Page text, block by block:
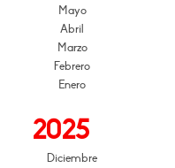
Mayo
Abril
Marzo
Febrero
Enero
2025
Diciembre